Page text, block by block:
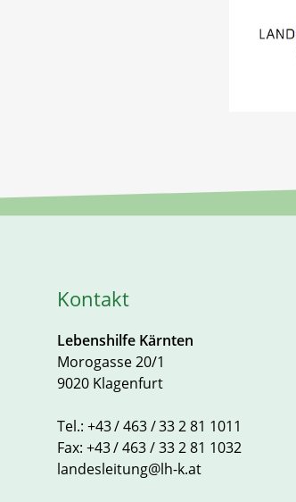
Kontakt
Lebenshilfe Kärnten
Morogasse 20/1
9020 Klagenfurt
Tel.: +43 / 463 / 33 2 81 1011
Fax: +43 / 463 / 33 2 81 1032
landesleitung@lh-k.at